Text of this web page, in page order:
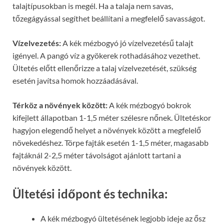
talajtípusokban is megél. Ha a talaja nem savas,
tőzegágyással segíthet beállítani a megfelelő savasságot.
Vízelvezetés: A kék mézbogyó jó vízelvezetésű talajt
igényel. A pangó víz a gyökerek rothadásához vezethet.
Ültetés előtt ellenőrizze a talaj vízelvezetését, szükség
esetén javítsa homok hozzáadásával.
Térköz a növények között: A kék mézbogyó bokrok
kifejlett állapotban 1-1,5 méter szélesre nőnek. Ültetéskor
hagyjon elegendő helyet a növények között a megfelelő
növekedéshez. Törpe fajták esetén 1-1,5 méter, magasabb
fajtáknál 2-2,5 méter távolságot ajánlott tartani a
növények között.
Ültetési időpont és technika:
A kék mézbogyó ültetésének legjobb ideje az ősz